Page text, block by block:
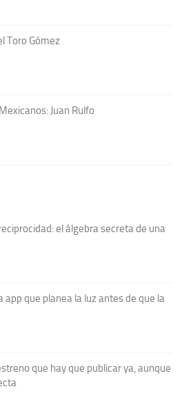
Toro Gómez
Juan Rulfo
el álgebra secreta de una
app que planea la luz antes de que la
que hay que publicar ya, aunque